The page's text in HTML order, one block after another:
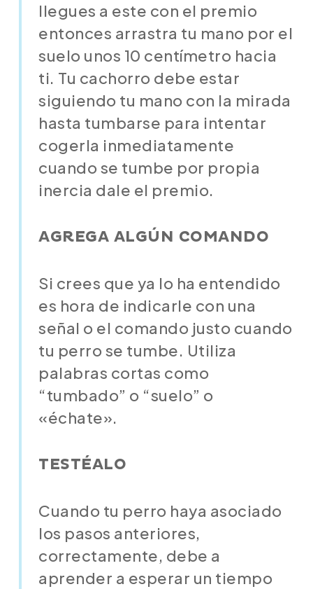
llegues a este con el premio
entonces arrastra tu mano por el
suelo unos 10 centímetro hacia
ti. Tu cachorro debe estar
siguiendo tu mano con la mirada
hasta tumbarse para intentar
cogerla inmediatamente
cuando se tumbe por propia
inercia dale el premio.
AGREGA ALGÚN COMANDO
Si crees que ya lo ha entendido
es hora de indicarle con una
señal o el comando justo cuando
tu perro se tumbe. Utiliza
palabras cortas como
“tumbado” o “suelo” o
«échate».
TESTÉALO
Cuando tu perro haya asociado
los pasos anteriores,
correctamente, debe a
aprender a esperar un tiempo